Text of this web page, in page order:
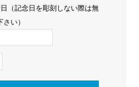
（記念日を彫刻しない際は無
さい）